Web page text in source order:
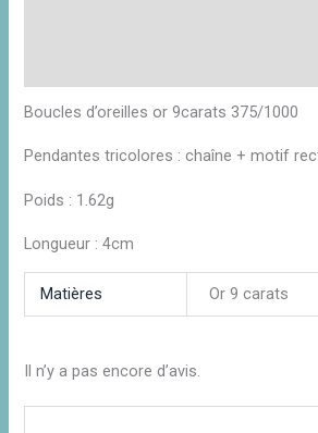
Boucles d’oreilles or 9carats 375/1000
Pendantes tricolores : chaîne + motif
Poids : 1.62g
Longueur : 4cm
Matières Or 9 carats
Il n’y a pas encore d’avis.